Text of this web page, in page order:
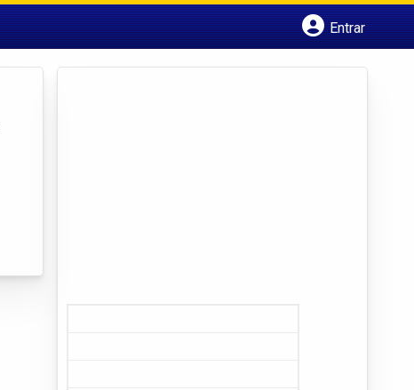
Entrar